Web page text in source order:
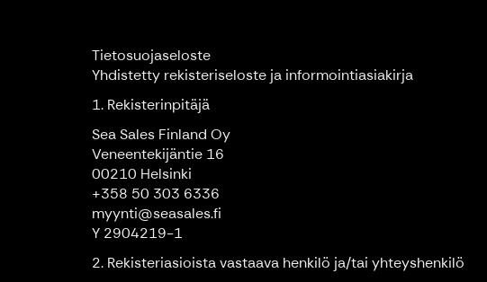
Tietosuojaseloste
Yhdistetty rekisteriseloste ja informointiasiakirja
1. Rekisterinpitäjä
Sea Sales Finland Oy
Veneentekijäntie 16
00210 Helsinki
+358 50 303 6336
myynti@seasales.fi
Y 2904219-1
2. Rekisteriasioista vastaava henkilö ja/tai yhteyshenkilö